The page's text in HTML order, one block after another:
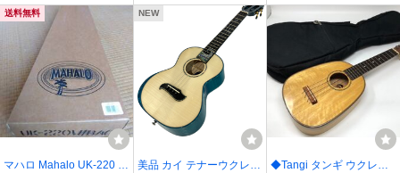
送料無料
マハロ Mahalo UK-220 ソ
NEW
美品 カイ テナーウクレレ
◆Tangi タンギ ウクレレ